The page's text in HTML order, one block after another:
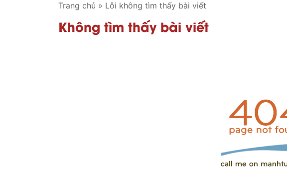
Trang chủ » Lỗi không tìm thấy bài viết
Không tìm thấy bài viết